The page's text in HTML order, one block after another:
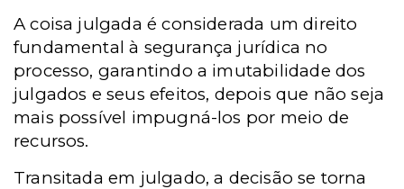
A coisa julgada é considerada um direito
fundamental à segurança jurídica no
processo, garantindo a imutabilidade dos
julgados e seus efeitos, depois que não seja
mais possível impugná-los por meio de
recursos.
Transitada em julgado, a decisão se torna